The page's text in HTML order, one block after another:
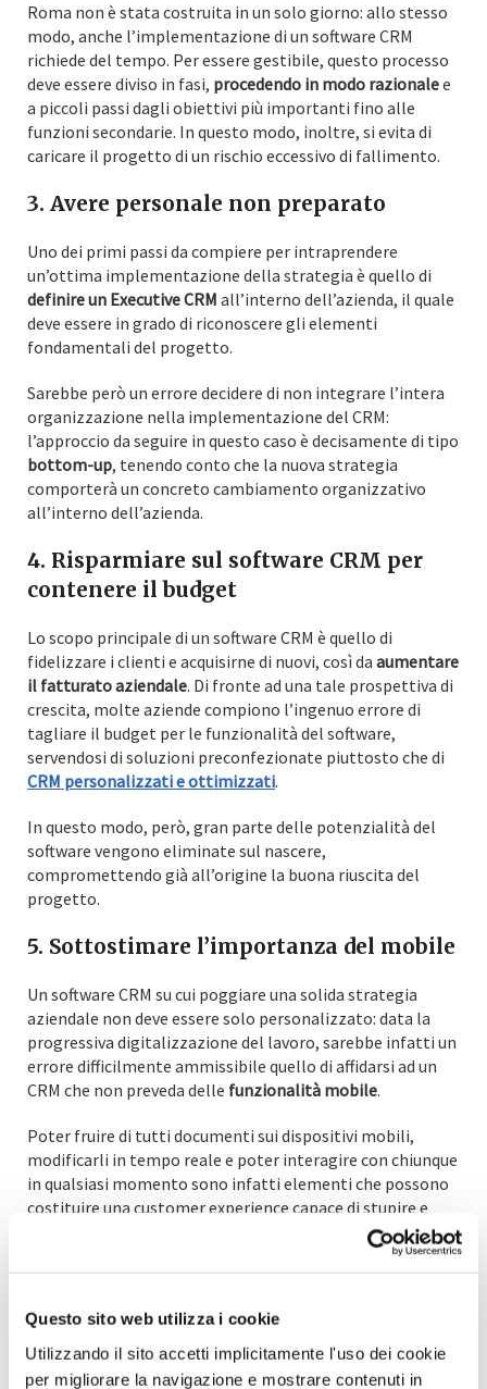
Questo sito web utilizza i cookie
Utilizzando il sito accetti implicitamente l'uso dei cookie
per migliorare la navigazione e mostrare contenuti in
Roma non è stata costruita in un solo giorno: allo stesso
modo, anche l’implementazione di un software CRM
richiede del tempo. Per essere gestibile, questo processo
deve essere diviso in fasi, procedendo in modo razionalee
a piccoli passi dagli obiettivi più importanti fino alle
funzioni secondarie. In questo modo, inoltre, si evita di
caricare il progetto di un rischio eccessivo di fallimento.
3. Avere personale non preparato
Uno dei primi passi da compiere per intraprendere
un’ottima implementazione della strategia è quello di
definire un Executive CRM all’interno dell’azienda, il quale
deve essere in grado di riconoscere gli elementi
fondamentali del progetto.
Sarebbe però un errore decidere di non integrare l’intera
organizzazione nella implementazione del CRM:
l’approccio da seguire in questo caso è decisamente di tipo
bottom-up, tenendo conto che la nuova strategia
comporterà un concreto cambiamento organizzativo
all’interno dell’azienda.
4. Risparmiare sul software CRM per
contenere il budget
Lo scopo principale di un software CRM è quello di
fidelizzare i clienti e acquisirne di nuovi, così da aumentare
il fatturato aziendale. Di fronte ad una tale prospettiva di
crescita, molte aziende compiono l’ingenuo errore di
tagliare il budget per le funzionalità del software,
servendosi di soluzioni preconfezionate piuttosto che di
CRM personalizzati e ottimizzati.
In questo modo, però, gran parte delle potenzialità del
software vengono eliminate sul nascere,
compromettendo già all’origine la buona riuscita del
progetto.
5. Sottostimare l’importanza del mobile
Un software CRM su cui poggiare una solida strategia
aziendale non deve essere solo personalizzato: data la
progressiva digitalizzazione del lavoro, sarebbe infatti un
errore difficilmente ammissibile quello di affidarsi ad un
CRM che non preveda delle funzionalità mobile.
Poter fruire di tutti documenti sui dispositivi mobili,
modificarli in tempo reale e poter interagire con chiunque
in qualsiasi momento sono infatti elementi che possono
costituire una customer experience capace di stupire e
6. Adagiarsi sugli allori dopo
l’implementazione
Una volta implementato il CRM, la parte più onerosa del
processo è esaurita. Questo non significa però che la